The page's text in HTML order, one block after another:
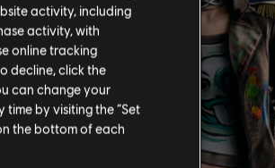
activity, including
activity, with
online tracking
decline, click the
can change your
by visiting the “Set
the bottom of each